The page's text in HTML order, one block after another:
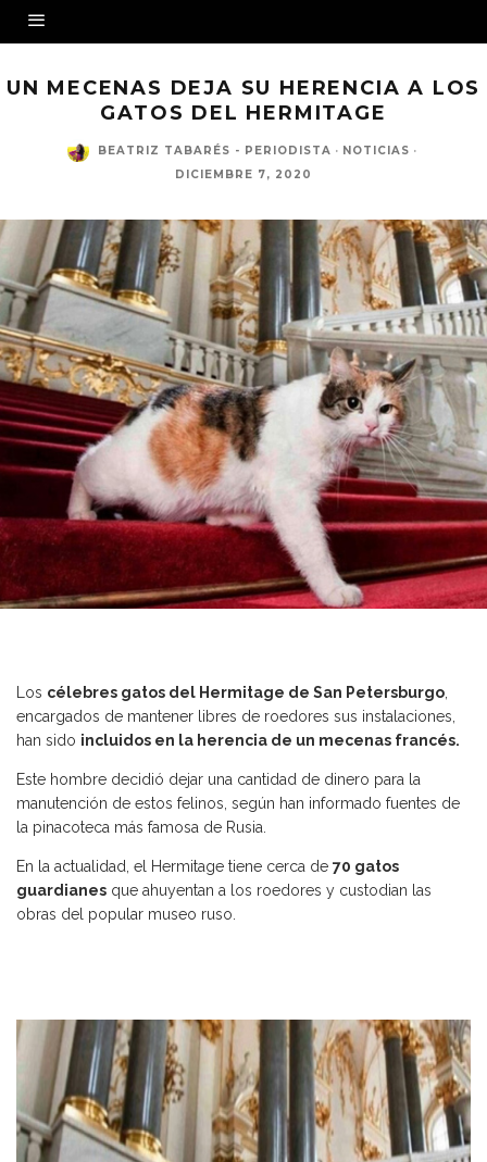
UN MECENAS DEJA SU HERENCIA A LOS
GATOS DEL HERMITAGE
BEATRIZ TABARÉS - PERIODISTA · NOTICIAS ·
DICIEMBRE 7, 2020
Los célebres gatos del Hermitage de San Petersburgo,
encargados de mantener libres de roedores sus instalaciones,
han sido incluidos en la herencia de un mecenas francés.
Este hombre decidió dejar una cantidad de dinero para la
manutención de estos felinos, según han informado fuentes de
la pinacoteca más famosa de Rusia.
En la actualidad, el Hermitage tiene cerca de 70 gatos
guardianes que ahuyentan a los roedores y custodian las
obras del popular museo ruso.